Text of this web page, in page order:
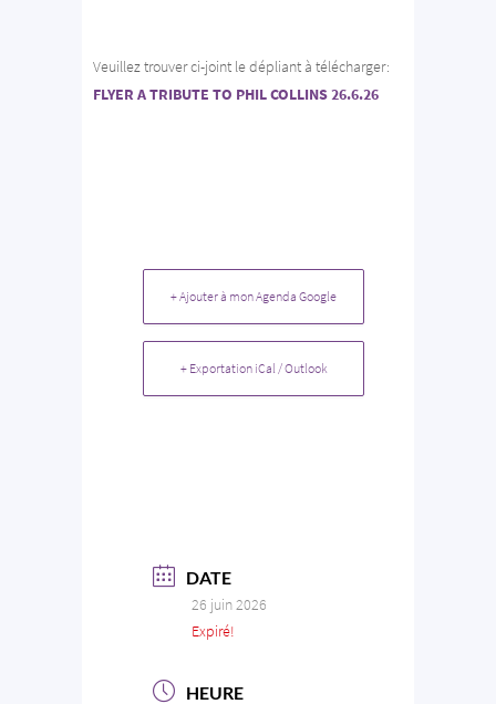
Veuillez trouver ci-joint le dépliant à télécharger:
FLYER A TRIBUTE TO PHIL COLLINS 26.6.26
+ Ajouter à mon Agenda Google
+ Exportation iCal / Outlook
DATE
26 juin 2026
Expiré!
HEURE